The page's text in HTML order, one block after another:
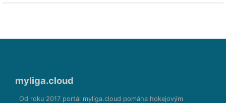
myliga.cloud
Od roku 2017 portál myliga.cloud pomáha hokejovým